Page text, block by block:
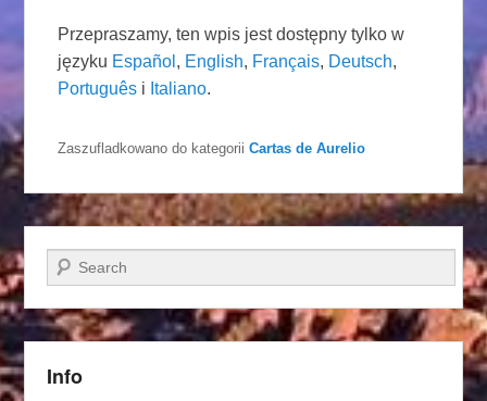
Przepraszamy, ten wpis jest dostępny tylko w
języku Español , English, Français, Deutsch,
Português i Italiano.
Zaszufladkowano do kategorii Cartas de Aurelio
Szukaj
Info